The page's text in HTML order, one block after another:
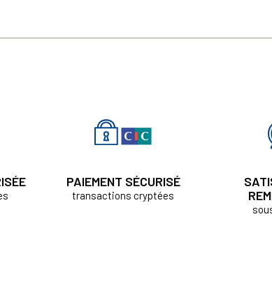
PAIEMENT SÉCURISÉ
transactions cryptées